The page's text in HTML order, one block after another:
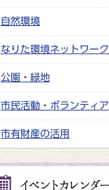
自然環境
なりた環境ネットワーク
公園・緑地
市民活動・ボランティア
市有財産の活用